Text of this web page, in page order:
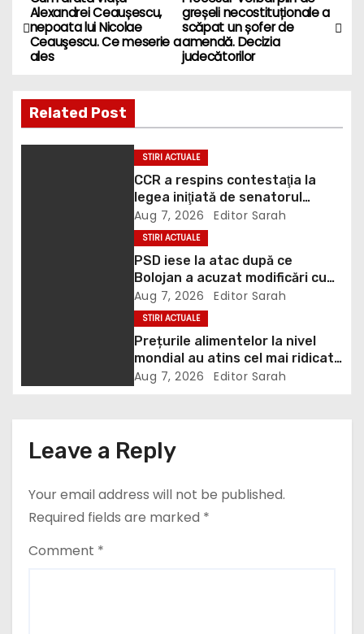
P
o
t
n
i
n
greșeli necostituționale a
scăpat un șofer de
amendă. Decizia
judecătorilor
Alexandrei Ceaușescu,
nepoata lui Nicolae
Ceauşescu. Ce meserie a
ales
Related Post
STIRI ACTUALE
CCR a respins contestaţia la
legea iniţiată de senatorul
Zamfir de la PSD, care permite
reluarea construcţiei
hidrocentralelor din zonele
protejate
Aug 7, 2026 Editor Sarah
STIRI ACTUALE
PSD iese la atac după ce
Bolojan a acuzat modificări cu
țintă politică la Legea ANI: O
minciună grosolană prin care
încearcă să acopere culpa PNL-
USR
Aug 7, 2026 Editor Sarah
STIRI ACTUALE
Prețurile alimentelor la nivel
mondial au atins cel mai ridicat
nivel din ultimii peste trei ani. În
războiul din Ucraina va perturba
din nou exporturile prin Marea
Aug 7, 2026 Editor Sarah
Leave a Reply
Your email address will not be published.
Required fields are marked *
Comment *